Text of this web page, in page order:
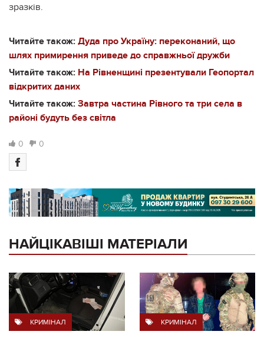
зразків.
Читайте також: Дуда про Україну: переконаний, що
шлях примирення приведе до справжньої дружби
Читайте також: На Рівненщині презентували Геопортал
відкритих даних
Читайте також: Завтра частина Рівного та три села в
районі будуть без світла
0 0
НАЙЦІКАВІШІ МАТЕРІАЛИ
КРИМІНАЛ КРИМІНАЛ